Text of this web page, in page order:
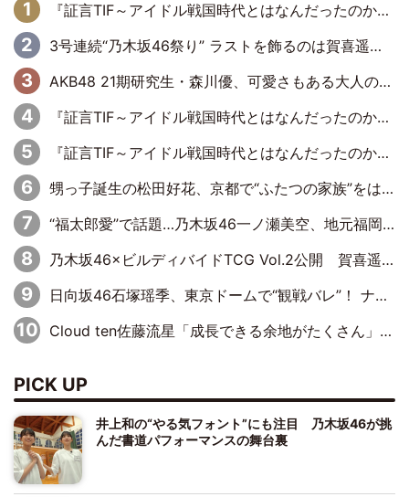
『証言TIF～アイドル戦国時代とはなんだったのか～』第6回：でんぱ組.inc・古川未鈴×相沢梨紗「『ハロプロやりたかったな』って言ったら、夢眠ねむさんに『てめえはでんぱ組．incなんだよ！』って肩パンされて(笑)」
3号連続“乃木坂46祭り” ラストを飾るのは賀喜遥香…5年ぶりの登場に「5年分大人になった私を見ていただけたら」
AKB48 21期研究生・森川優、可愛さもある大人の女性に
『証言TIF～アイドル戦国時代とはなんだったのか～』第11回：私立恵比寿中学・真山りか×安本彩花「TIFで10年ぶりのキョンシーメイクをしたら、場を完全に引かせてしまって。時代が変わったんだなって」
『証言TIF～アイドル戦国時代とはなんだったのか～』第10回：さくら学院・武藤彩未×飯田らうら「正直、中3で辞めるというのを信じてなくて。そう言われてはいたけど、嘘でしょって」
甥っ子誕生の松田好花、京都で“ふたつの家族”をはしご！ “母”黒谷友香に見送られ、“父”松岡昌宏とはハシゴ酒
“福太郎愛”で話題…乃木坂46一ノ瀬美空、地元福岡『めんべい25周年トップサポーター』に就任
乃木坂46×ビルディバイドTCG Vol.2公開 賀喜遥香＆田村真佑が『京まふ』ステージに登壇
日向坂46石塚瑶季、東京ドームで“観戦バレ”！ ナイツ・塙も認めた「巨人に詳しすぎるアイドル」は元VENUSスクール生で杉内コーチ推し⁉
Cloud ten佐藤流星「成長できる余地がたくさん」、本田高優「何度見ても飽きない公演に」
PICK UP
井上和の“やる気フォント”にも注目 乃木坂46が挑
んだ書道パフォーマンスの舞台裏